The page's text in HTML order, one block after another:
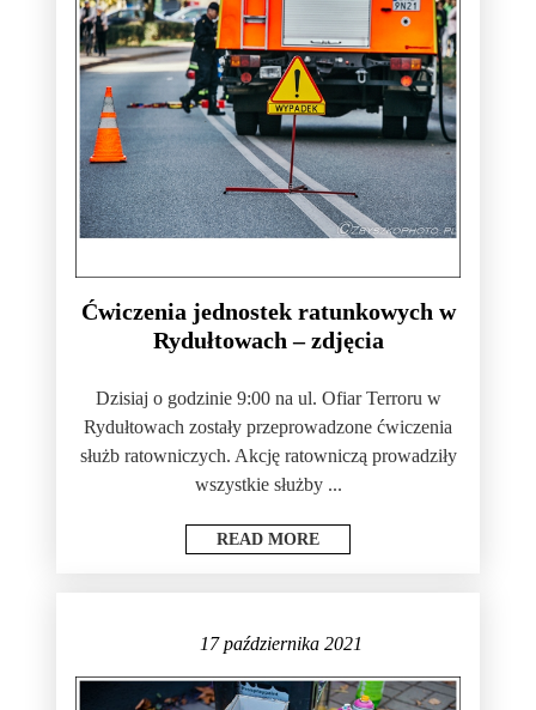
Ćwiczenia jednostek ratunkowych w
Rydułtowach – zdjęcia
Dzisiaj o godzinie 9:00 na ul. Ofiar Terroru w
Rydułtowach zostały przeprowadzone ćwiczenia
służb ratowniczych. Akcję ratowniczą prowadziły
wszystkie służby ...
READ MORE
17 października 2021